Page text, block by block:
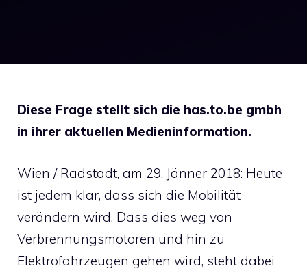
Diese Frage stellt sich die has.to.be gmbh
in ihrer aktuellen Medieninformation.
Wien / Radstadt, am 29. Jänner 2018: Heute
ist jedem klar, dass sich die Mobilität
verändern wird. Dass dies weg von
Verbrennungsmotoren und hin zu
Elektrofahrzeugen gehen wird, steht dabei